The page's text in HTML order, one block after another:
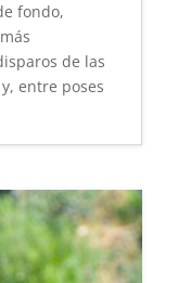
fondo,
de las
entre poses